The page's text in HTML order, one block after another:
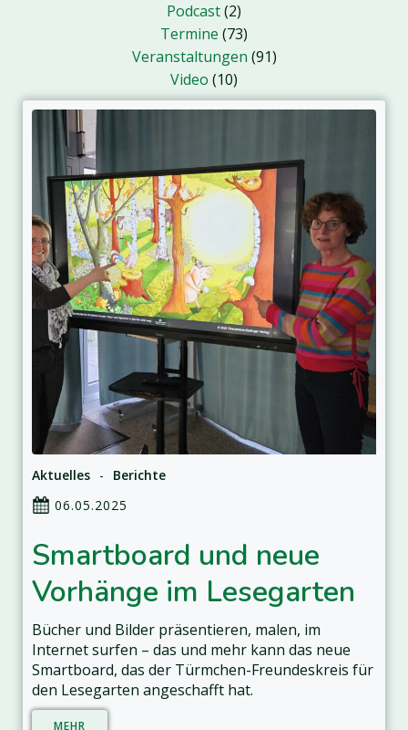
Podcast(2)
Termine (73)
Veranstaltungen (91)
Video (10)
Aktuelles -
Berichte
06.05.2025
Smartboard und neue
Vorhänge im Lesegarten
Bücher und Bilder präsentieren, malen, im
Internet surfen – das und mehr kann das neue
Smartboard, das der Türmchen-Freundeskreis für
den Lesegarten angeschafft hat.
MEHR